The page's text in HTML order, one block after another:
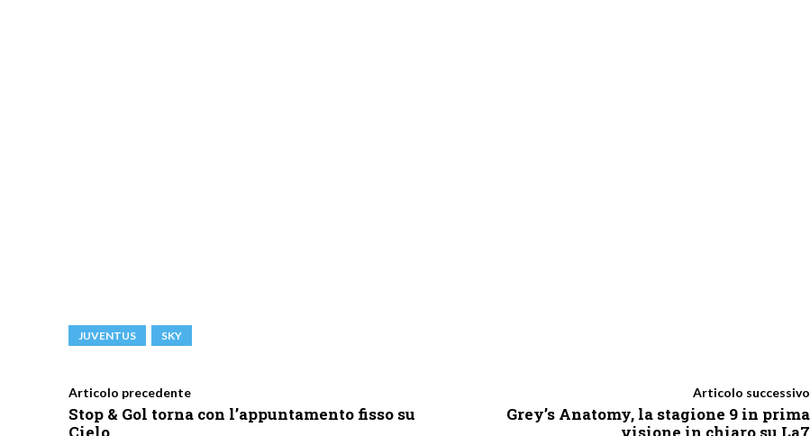
JUVENTUS SKY
Articolo precedente
Stop & Gol torna con l’appuntamento fisso su
Articolo successivo
Grey’s Anatomy, la stagione 9 in prima